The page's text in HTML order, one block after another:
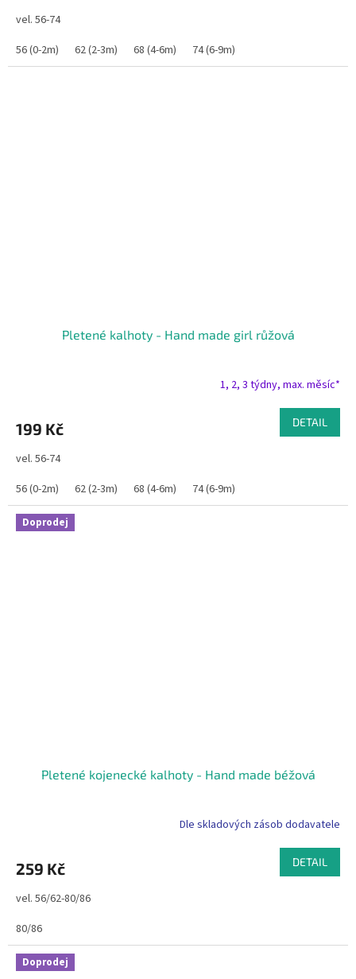
vel. 56-74
56 (0-2m)
62 (2-3m) 68 (4-6m) 74 (6-9m)
Pletené kalhoty - Hand made girl růžová
1, 2, 3 týdny, max. měsíc*
199 Kč DETAIL
vel. 56-74
56 (0-2m)
62 (2-3m) 68 (4-6m) 74 (6-9m)
Doprodej
Pletené kojenecké kalhoty - Hand made béžová
Dle skladových zásob dodavatele
259 Kč DETAIL
vel. 56/62-80/86
80/86
Doprodej